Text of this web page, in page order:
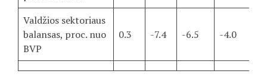
Valdžios sektoriaus
balansas, proc. nuo
BVP
0.3 -7.4 -6.5 -4.0